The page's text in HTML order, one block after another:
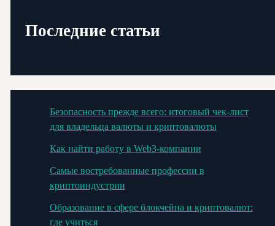
Последние статьи
Безопасность прежде всего: итоговый чек-лист
для владельца валюты и криптовалюты
Как найти работу в Web3-компании
Самые востребованные профессии в
криптоиндустрии
Образование в сфере блокчейна и криптовалют:
где учиться